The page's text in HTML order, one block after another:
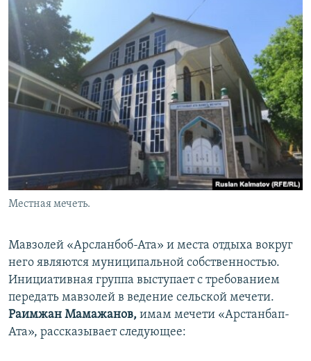
Местная мечеть.
Мавзолей «Арсланбоб-Ата» и места отдыха вокруг
него являются муниципальной собственностью.
Инициативная группа выступает с требованием
передать мавзолей в ведение сельской мечети.
Раимжан Мамажанов, имам мечети «Арстанбап-
Ата», рассказывает следующее: